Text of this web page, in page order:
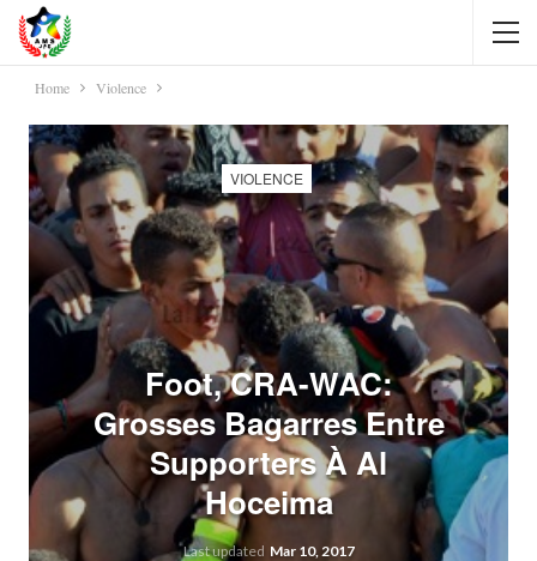
Home Violence
VIOLENCE
Foot, CRA-WAC:
Grosses Bagarres Entre
Supporters À Al
Hoceima
Last updated Mar 10, 2017